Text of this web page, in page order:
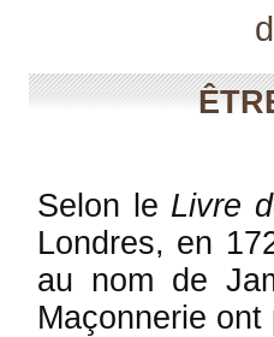
Selon le Livre
Londres, en
au nom de
Maçonnerie